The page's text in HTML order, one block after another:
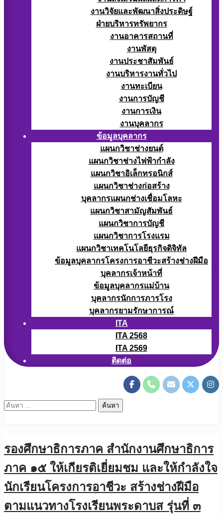
งานวิจัยและพัฒนาสิ่งประดิษฐ์
ฝ่ายบริหารทรัพยากร
งานอาคารสถานที่
งานพัสดุ
งานประชาสัมพันธ์
งานบริหารงานทั่วไป
งานทะเบียน
งานการบัญชี
งานการเงิน
งานบุคลากร
ข้อมูลบุคลากร
แผนกวิชาช่างยนต์
แผนกวิชาช่างไฟฟ้ากำลัง
แผนกวิชาอิเล็กทรอนิกส์
แผนกวิชาช่างก่อสร้าง
บุคลากรแผนกช่างเชื่อมโลหะ
แผนกวิชาสามัญสัมพันธ์
แผนกวิชาการบัญชี
แผนกวิชาการโรงแรม
แผนกวิชาเทคโนโลยีธุรกิจดิจิทัล
ข้อมูลบุคลากรโครงการอาชีวะสร้างช่างฝีมือ
บุคลากรเจ้าหน้าที่
ข้อมูลบุคลากรแม่บ้าน
บุคลากรนักการภารโรง
บุคลากรยามรักษาการณ์
ITA
ITA 2568
ITA 2569
ติดต่อ
ค้นหา
รองศึกษาธิการภาค สำนักงานศึกษาธิการ
ภาค ๑๕ ให้เกียรติเยี่ยมชม และให้กำลังใจ
นักเรียนโครงการอาชีวะ สร้างช่างฝีมือ
ตามแนวทางโรงเรียนพระดาบส รุ่นที่ ๓